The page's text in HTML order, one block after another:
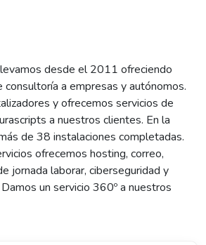
desde el 2011 ofreciendo
a empresas y autónomos.
y ofrecemos servicios de
a nuestros clientes. En la
de 38 instalaciones completadas.
ofrecemos hosting, correo,
jornada laborar, ciberseguridad y
un servicio 360º a nuestros